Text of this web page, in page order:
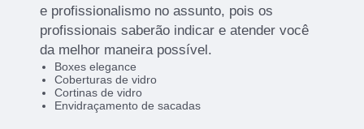
e profissionalismo no assunto, pois os
profissionais saberão indicar e atender você
da melhor maneira possível.
Boxes elegance
Coberturas de vidro
Cortinas de vidro
Envidraçamento de sacadas